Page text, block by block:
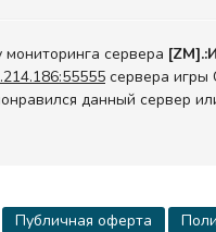
сервера
сервера игры
данный сервер
Публичная оферта